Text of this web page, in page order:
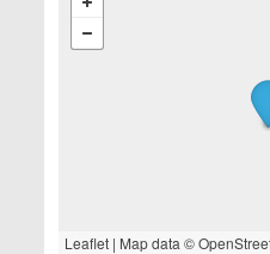
Leaflet| Map data ©